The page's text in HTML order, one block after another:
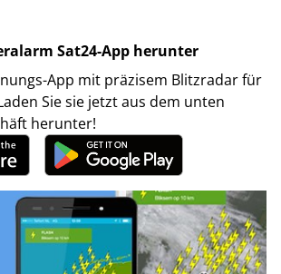
Sat24-App herunter
App mit präzisem Blitzradar für
Sie sie jetzt aus dem unten
herunter!